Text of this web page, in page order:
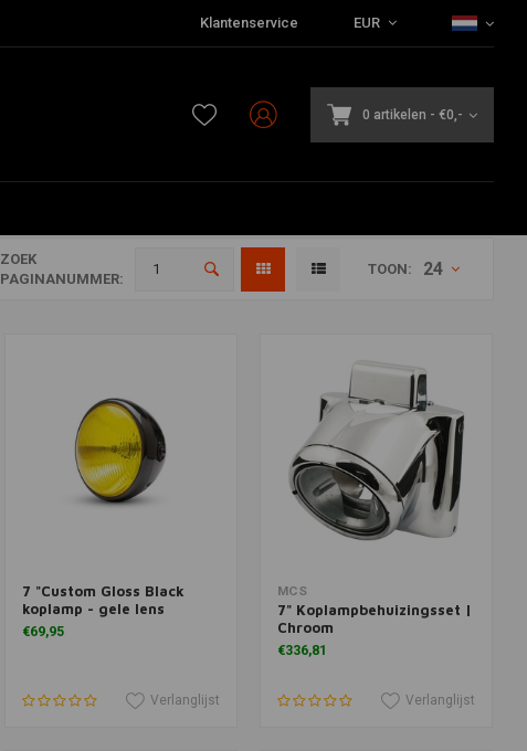
Klantenservice EUR
0 artikelen - €0,-
ZOEK
PAGINANUMMER:
TOON: 24
Meer informatie
7 "Custom Gloss Black
koplamp - gele lens
€69,95
Verlanglijst
Toevoegen aan winkelwagen
MCS
7" Koplampbehuizingsset |
Chroom
€336,81
Verlanglijst